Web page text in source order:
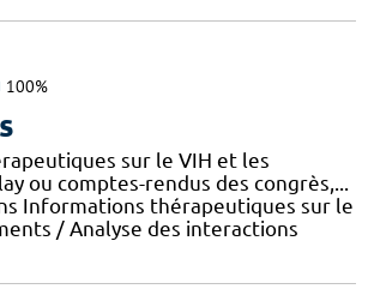
100%
sur le VIH et les
ou comptes-rendus des congrès,...
Informations thérapeutiques sur le
/ Analyse des interactions